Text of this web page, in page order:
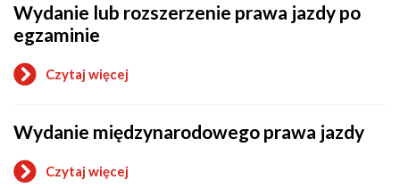
wstępnej
przyspieszonej,
wstępnej
wstępnej
uzupełniającej
szkolenia
kwalifikacji
kierowcy
Wydanie lub rozszerzenie prawa jazdy po
egzaminie
Czytaj więcej
o
rozszerzenie
prawa
jazdy
po
Wydanie międzynarodowego prawa jazdy
Czytaj więcej
o